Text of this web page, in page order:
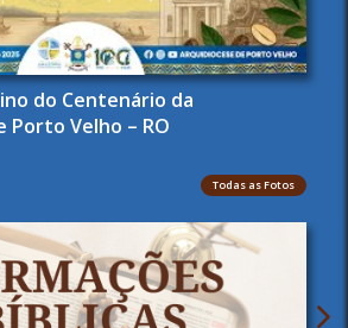
do Centenário da
Porto Velho – RO
Todas as Fotos